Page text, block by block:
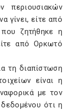
περιουσιακών
γίνει, είτε από
ζητήθηκε η
από Oρκωτό
τη διαπίστωση
είναι η
με τον
ότι η